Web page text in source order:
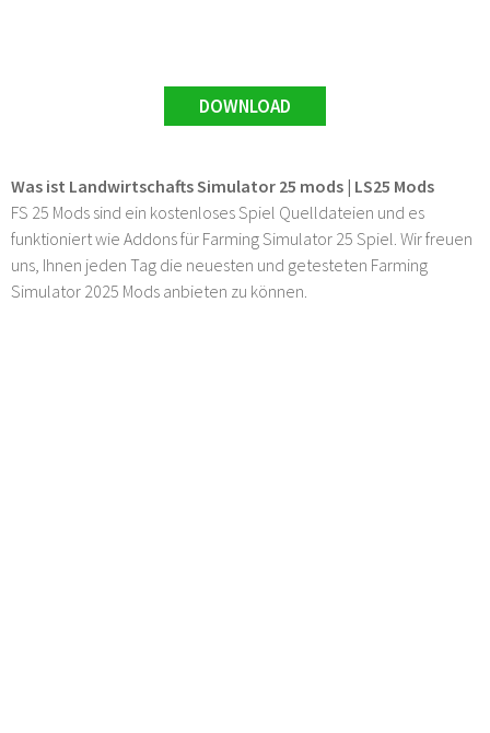
DOWNLOAD
Was ist Landwirtschafts Simulator 25 mods | LS25 Mods
FS 25 Mods sind ein kostenloses Spiel Quelldateien und es
funktioniert wie Addons für Farming Simulator 25 Spiel. Wir freuen
uns, Ihnen jeden Tag die neuesten und getesteten Farming
Simulator 2025 Mods anbieten zu können.